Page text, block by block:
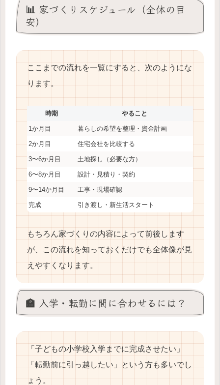
📊 家づくりスケジュール（全体の目
安）
ここまでの流れを一覧にすると、次のようにな
ります。
時期 やること
1か月目 暮らしの希望を整理・資金計画
2か月目 住宅会社を比較する
3〜6か月目 土地探し（必要な方）
6〜8か月目 設計・見積り・契約
9〜14か月目 工事・現場確認
完成 引き渡し・新生活スタート
もちろん家づくりの内容によって前後します
が、この流れを知っておくだけでも全体像が見
えやすくなります。
🏫 入学・転勤に間に合わせるには？
「子どもの小学校入学までに完成させたい」
「転勤前に引っ越したい」という方も多いでし
ょう。